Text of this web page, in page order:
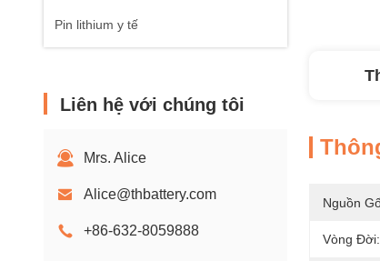
Pin lithium y tế
Liên hệ với chúng tôi
Mrs. Alice
Alice@thbattery.com
+86-632-8059888
Nguồn
Vòng Đời: